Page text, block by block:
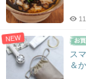
NEW
ス
＆